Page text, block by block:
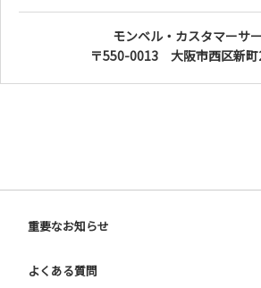
モンベル・カスタマーサ
〒550-0013 大阪市西区新
重要なお知らせ
よくある質問